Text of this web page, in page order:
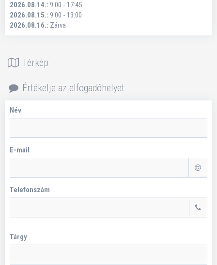
2026.08.14.: 9:00 - 17:45
2026.08.15.: 9:00 - 13:00
2026.08.16.: Zárva
Térkép
Értékelje az elfogadóhelyet
Név
E-mail
Telefonszám
Tárgy